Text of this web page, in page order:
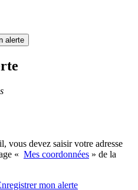
alerte
vous devez saisir votre adresse
« Mes coordonnées » de la
mon alerte